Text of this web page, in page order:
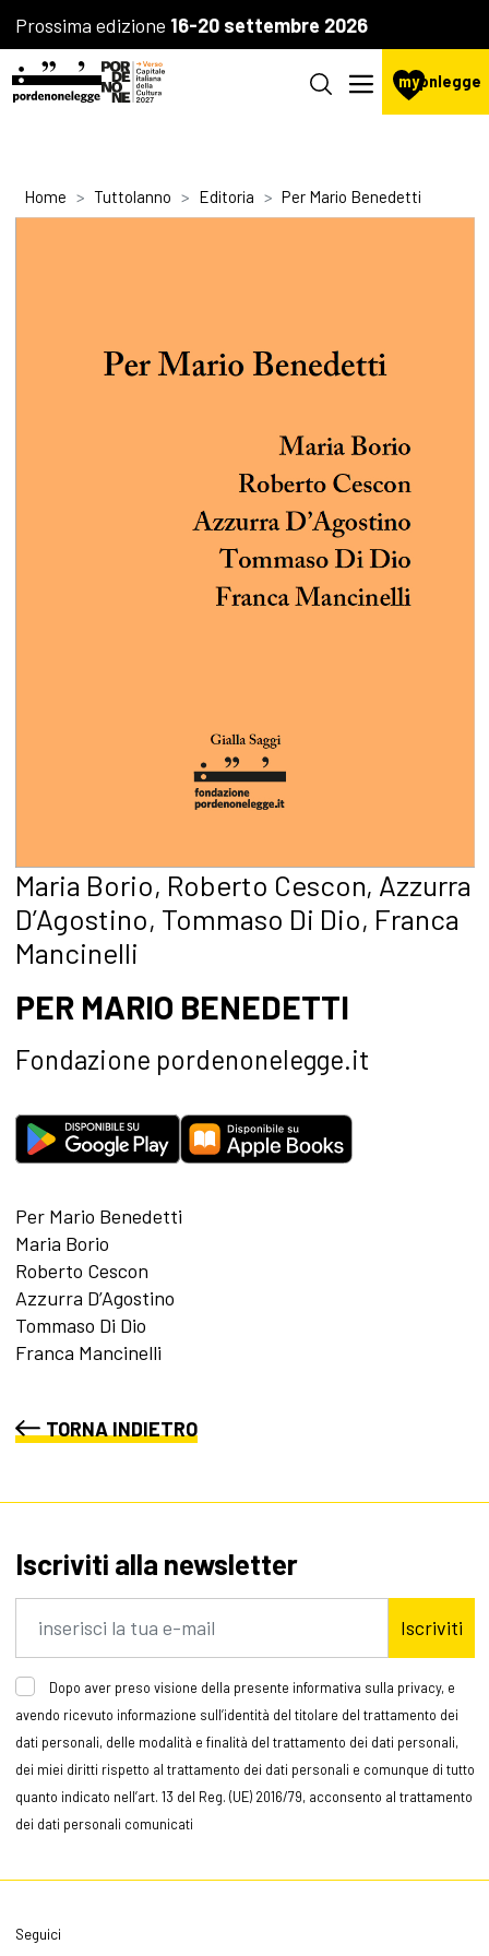
Prossima edizione 16-20 settembre 2026
mypnlegge
Home Tuttolanno Editoria Per Mario Benedetti
Maria Borio, Roberto Cescon, Azzurra
D’Agostino, Tommaso Di Dio, Franca
Mancinelli
PER MARIO BENEDETTI
Fondazione pordenonelegge.it
Per Mario Benedetti
Maria Borio
Roberto Cescon
Azzurra D’Agostino
Tommaso Di Dio
Franca Mancinelli
TORNA INDIETRO
Iscriviti alla newsletter
Iscriviti
Dopo aver preso visione della presente informativa sulla privacy, e
avendo ricevuto informazione sull’identità del titolare del trattamento dei
dati personali, delle modalità e finalità del trattamento dei dati personali,
dei miei diritti rispetto al trattamento dei dati personali e comunque di tutto
quanto indicato nell’art. 13 del Reg. (UE) 2016/79, acconsento al trattamento
dei dati personali comunicati
Seguici